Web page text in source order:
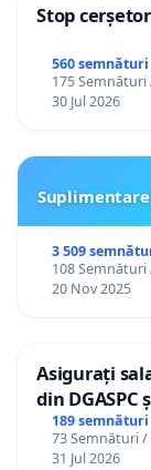
Stop
560 semnături
175 Semnături
30 Jul 2026
3 509
108 Semnături
20 Nov 2025
Asigurați
din DGASPC
189 semnături
73 Semnături /
31 Jul 2026